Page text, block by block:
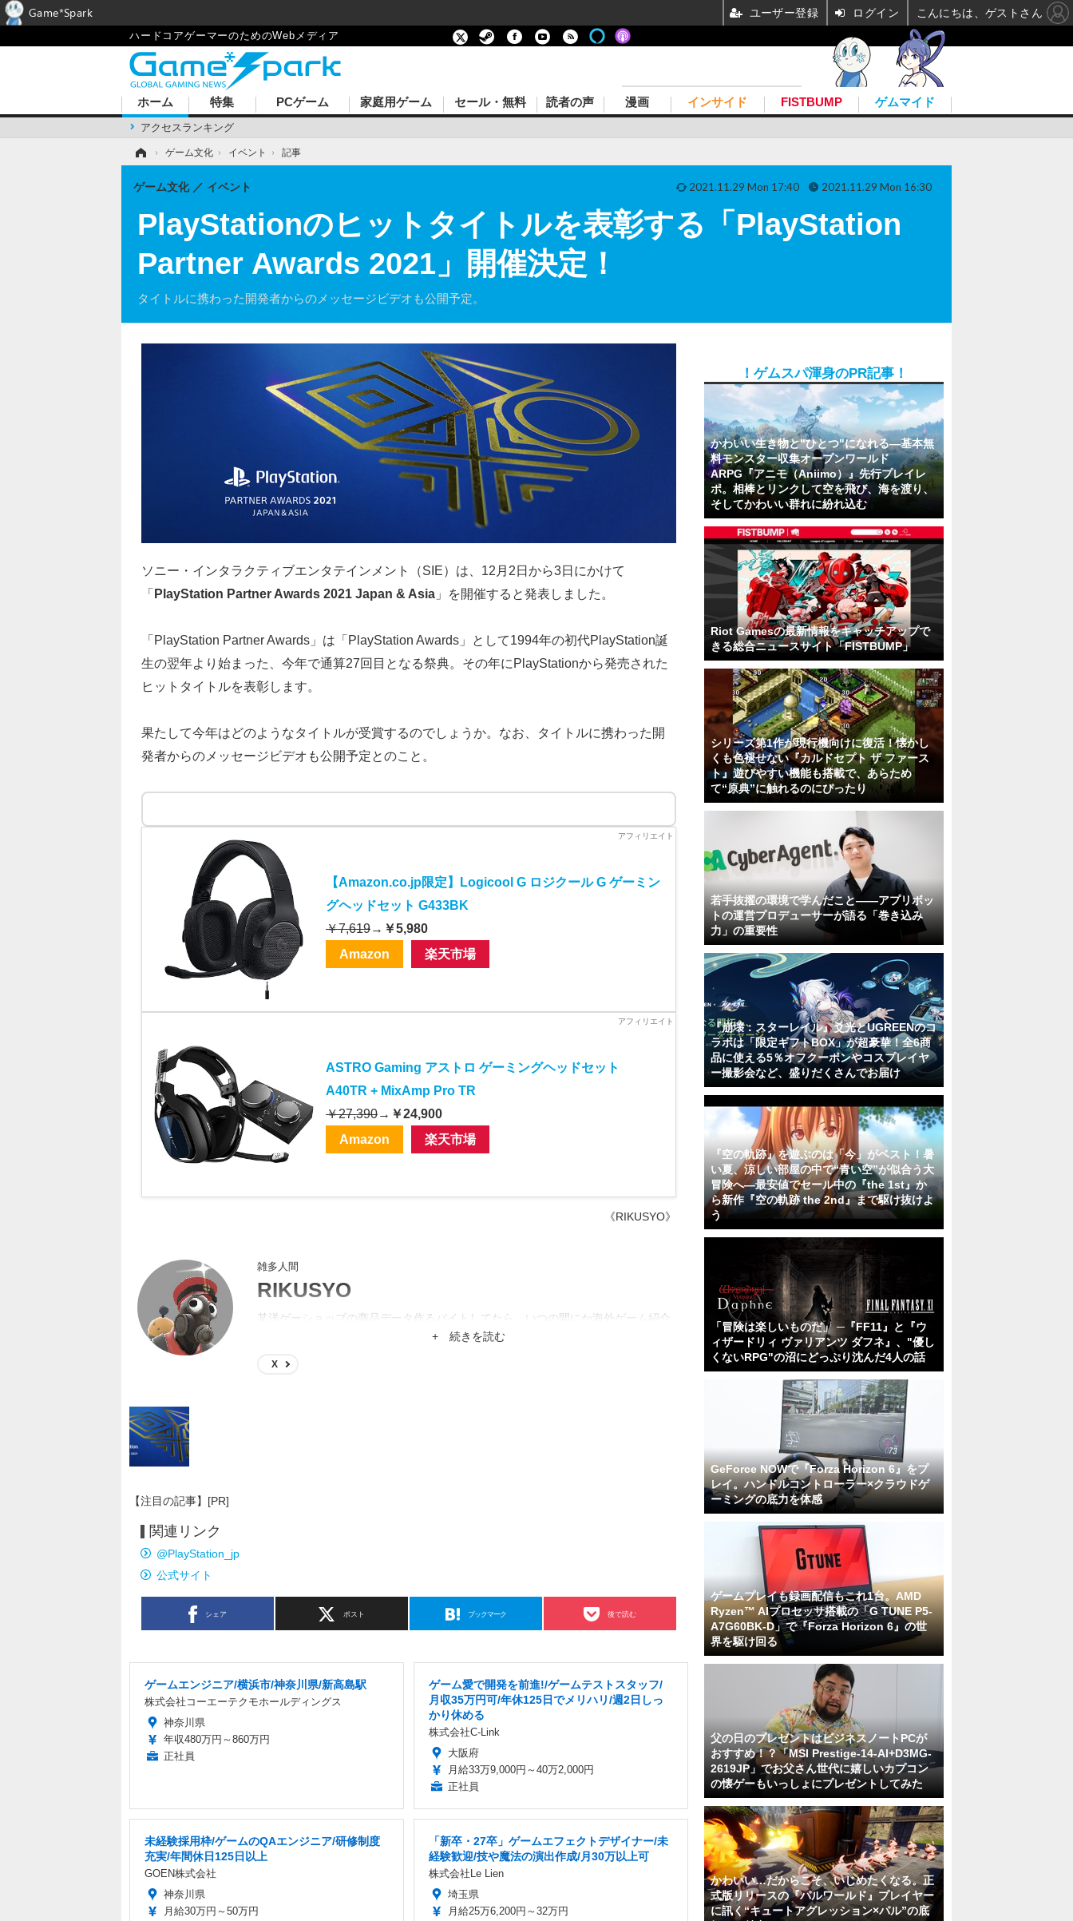
ハードコアゲーマーのためのWebメディア
ホーム
アクセスランキング
特集 PCゲーム 家庭用ゲーム セール・無料 読者の声 漫画 インサイド FISTBUMP ゲムマイド
› ゲーム文化 › イベント › 記事
PlayStationのヒットタイトルを表彰する「PlayStation
Partner Awards 2021」開催決定！
タイトルに携わった開発者からのメッセージビデオも公開予定。
ゲーム文化 イベント 2021.11.29 Mon 17:40 2021.11.29 Mon 16:30
ソニー・インタラクティブエンタテインメント（SIE）は、12月2日から3日にかけて
「PlayStation Partner Awards 2021 Japan & Asia 」を開催すると発表しました。
「PlayStation Partner Awards」は「PlayStation Awards」として1994年の初代PlayStation誕
生の翌年より始まった、今年で通算27回目となる祭典。その年にPlayStationから発売された
ヒットタイトルを表彰します。
果たして今年はどのようなタイトルが受賞するのでしょうか。なお、タイトルに携わった開
発者からのメッセージビデオも公開予定とのこと。
【Amazon.co.jp限定】Logicool G ロジクール G ゲーミン
グヘッドセット G433BK
￥7,619→ ￥5,980
Amazon
楽天市場
ASTRO Gaming アストロ ゲーミングヘッドセット
A40TR + MixAmp Pro TR
￥27,390→ ￥24,900
Amazon
楽天市場
《RIKUSYO》
雑多人間
RIKUSYO
某洋ゲーショップの商品データ作るバイトしてたら、いつの間にか海外ゲーム紹介
+ 続きを読む
X
【注目の記事】[PR]
関連リンク
@PlayStation_jp
公式サイト
シェア ポスト ブックマーク 後で読む
ゲームエンジニア/横浜市/神奈川県/新高島駅
株式会社コーエーテクモホールディングス
神奈川県
年収480万円～860万円
正社員
ゲーム愛で開発を前進!/ゲームテストスタッフ/
月収35万円可/年休125日でメリハリ/週2日しっ
かり休める
株式会社C-Link
大阪府
月給33万9,000円～40万2,000円
正社員
未経験採用枠/ゲームのQAエンジニア/研修制度
充実/年間休日125日以上
GOEN株式会社
神奈川県
月給30万円～50万円
「新卒・27卒」ゲームエフェクトデザイナー/未
経験歓迎/技や魔法の演出作成/月30万以上可
株式会社Le Lien
埼玉県
月給25万6,200円～32万円
！ゲムスパ渾身のPR記事！
かわいい生き物と"ひとつ"になれる―基本無
料モンスター収集オープンワールド
ARPG『アニモ（Aniimo）』先行プレイレ
ポ。相棒とリンクして空を飛び、海を渡り、
そしてかわいい群れに紛れ込む
Riot Gamesの最新情報をキャッチアップで
きる総合ニュースサイト「FISTBUMP」
シリーズ第1作が現行機向けに復活！懐かし
くも色褪せない『カルドセプト ザ ファース
ト』遊びやすい機能も搭載で、あらため
て“原典”に触れるのにぴったり
若手抜擢の環境で学んだこと――アプリボッ
トの運営プロデューサーが語る「巻き込み
力」の重要性
『崩壊：スターレイル』爻光とUGREENのコ
ラボは「限定ギフトBOX」が超豪華！全6商
品に使える5％オフクーポンやコスプレイヤ
ー撮影会など、盛りだくさんでお届け
『空の軌跡』を遊ぶのは「今」がベスト！暑
い夏、涼しい部屋の中で“青い空”が似合う大
冒険へ―最安値でセール中の『the 1st』か
ら新作『空の軌跡 the 2nd』まで駆け抜けよ
う
「冒険は楽しいものだ」 ─『FF11』と『ウ
ィザードリィ ヴァリアンツ ダフネ』、"優し
くないRPG"の沼にどっぷり沈んだ4人の話
GeForce NOWで『Forza Horizon 6』をプ
レイ。ハンドルコントローラー×クラウドゲ
ーミングの底力を体感
ゲームプレイも録画配信もこれ1台。AMD
Ryzen™ AIプロセッサ搭載の「G TUNE P5-
A7G60BK-D」で『Forza Horizon 6』の世
界を駆け回る
父の日のプレゼントはビジネスノートPCが
おすすめ！？「MSI Prestige-14-AI+D3MG-
2619JP」でお父さん世代に嬉しいカプコン
の懐ゲーもいっしょにプレゼントしてみた
かわいい…だからこそ、いじめたくなる。正
式版リリースの『パルワールド』プレイヤー
に訊く“キュートアグレッション×パル”の底
Game*Spark ユーザー登録 ログイン こんにちは、ゲストさん